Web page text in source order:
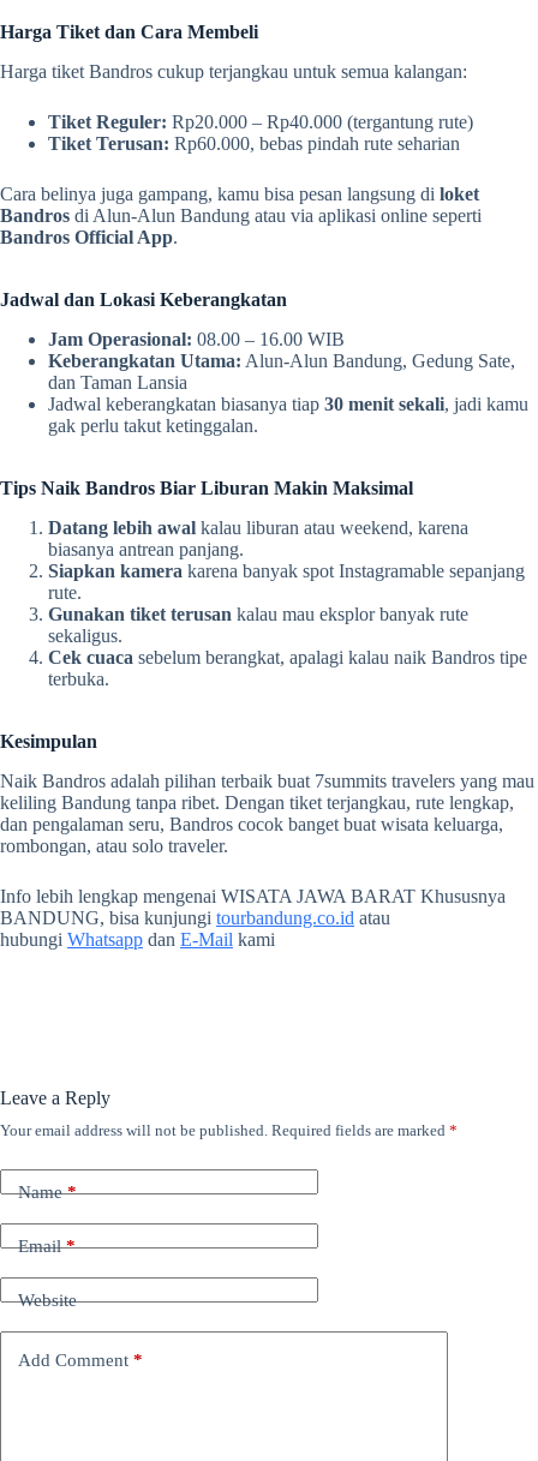
Harga Tiket dan Cara Membeli
Harga tiket Bandros cukup terjangkau untuk semua kalangan:
Tiket Reguler: Rp20.000 – Rp40.000 (tergantung rute)
Tiket Terusan: Rp60.000, bebas pindah rute seharian
Cara belinya juga gampang, kamu bisa pesan langsung di loket
Bandros di Alun-Alun Bandung atau via aplikasi online seperti
Bandros Official App.
Jadwal dan Lokasi Keberangkatan
Jam Operasional: 08.00 – 16.00 WIB
Keberangkatan Utama: Alun-Alun Bandung, Gedung Sate,
dan Taman Lansia
Jadwal keberangkatan biasanya tiap 30 menit sekali, jadi kamu
gak perlu takut ketinggalan.
Tips Naik Bandros Biar Liburan Makin Maksimal
Datang lebih awal kalau liburan atau weekend, karena
biasanya antrean panjang.
Siapkan kamera karena banyak spot Instagramable sepanjang
rute.
Gunakan tiket terusan kalau mau eksplor banyak rute
sekaligus.
Cek cuaca sebelum berangkat, apalagi kalau naik Bandros tipe
terbuka.
Kesimpulan
Naik Bandros adalah pilihan terbaik buat 7summits travelers yang mau
keliling Bandung tanpa ribet. Dengan tiket terjangkau, rute lengkap,
dan pengalaman seru, Bandros cocok banget buat wisata keluarga,
rombongan, atau solo traveler.
Info lebih lengkap mengenai WISATA JAWA BARAT Khususnya
BANDUNG, bisa kunjungi tourbandung.co.id atau
hubungi Whatsapp dan E-Mail kami
Leave a Reply
Your email address will not be published. Required fields are marked *
Name*
Email*
Website
Add Comment *